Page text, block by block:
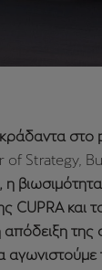
στο
of Strategy,
η
CUPRA
απόδειξη